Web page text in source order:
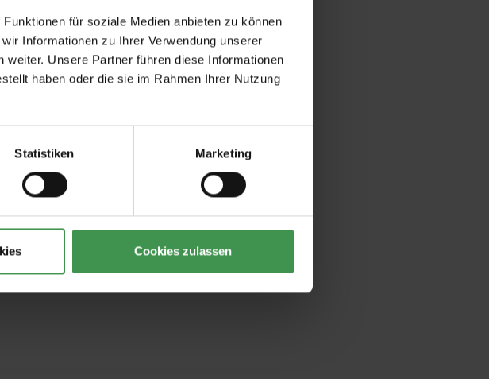
für soziale Medien anbieten zu können
Informationen zu Ihrer Verwendung unserer
Unsere Partner führen diese Informationen
haben oder die sie im Rahmen Ihrer Nutzung
Statistiken Marketing
Cookies zulassen